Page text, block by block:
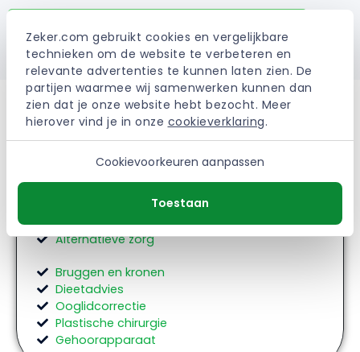
Zeker.com gebruikt cookies en vergelijkbare
technieken om de website te verbeteren en
relevante advertenties te kunnen laten zien. De
partijen waarmee wij samenwerken kunnen dan
zien dat je onze website hebt bezocht. Meer
hierover vind je in onze cookieverklaring.
Cookievoorkeuren aanpassen
Toestaan
Zorgverzekering 2024 vergelijken
Andere vergoedingen
Tandarts
Brillen en lenzen
Alternatieve zorg
Bruggen en kronen
Dieetadvies
Ooglidcorrectie
Plastische chirurgie
Gehoorapparaat